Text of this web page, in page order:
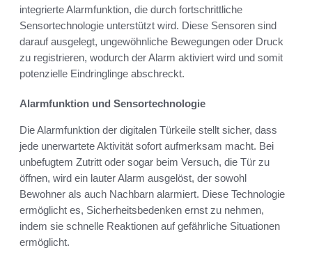
integrierte Alarmfunktion, die durch fortschrittliche
Sensortechnologie unterstützt wird. Diese Sensoren sind
darauf ausgelegt, ungewöhnliche Bewegungen oder Druck
zu registrieren, wodurch der Alarm aktiviert wird und somit
potenzielle Eindringlinge abschreckt.
Alarmfunktion und Sensortechnologie
Die Alarmfunktion der digitalen Türkeile stellt sicher, dass
jede unerwartete Aktivität sofort aufmerksam macht. Bei
unbefugtem Zutritt oder sogar beim Versuch, die Tür zu
öffnen, wird ein lauter Alarm ausgelöst, der sowohl
Bewohner als auch Nachbarn alarmiert. Diese Technologie
ermöglicht es, Sicherheitsbedenken ernst zu nehmen,
indem sie schnelle Reaktionen auf gefährliche Situationen
ermöglicht.